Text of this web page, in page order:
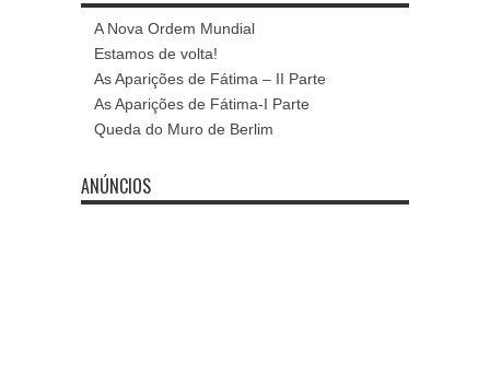
A Nova Ordem Mundial
Estamos de volta!
As Aparições de Fátima – II Parte
As Aparições de Fátima-I Parte
Queda do Muro de Berlim
ANÚNCIOS